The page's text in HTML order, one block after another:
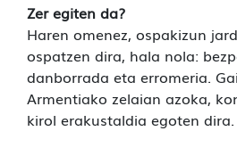
Zer egiten da?
Haren omenez, ospakizun
ospatzen dira, hala nola:
danborrada eta erromeria.
Armentiako zelaian azoka,
kirol erakustaldia egoten dira.